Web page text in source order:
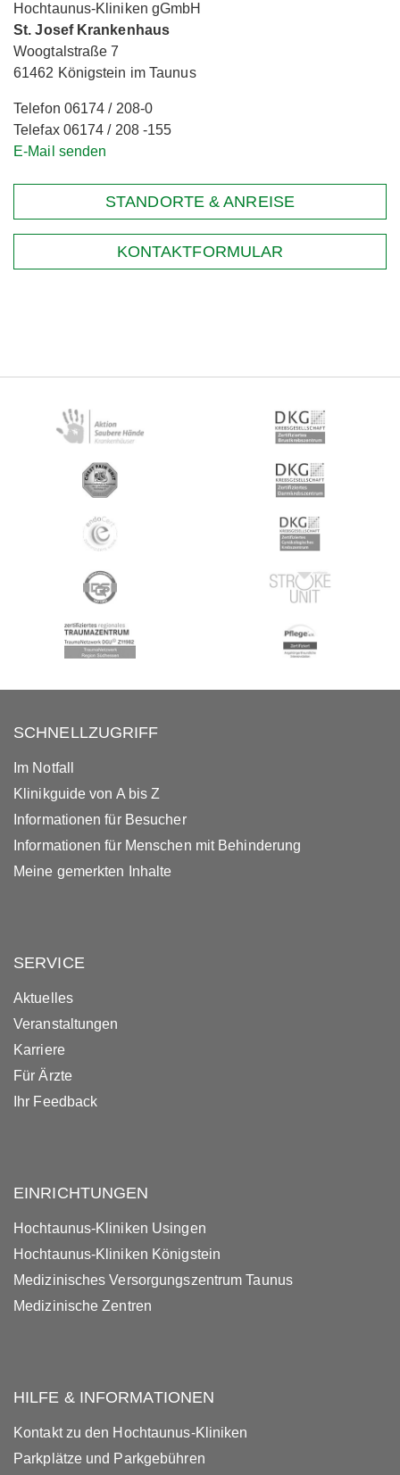
Hochtaunus-Kliniken gGmbH
St. Josef Krankenhaus
Woogtalstraße 7
61462 Königstein im Taunus
Telefon 06174 / 208-0
Telefax 06174 / 208 -155
E-Mail senden
STANDORTE & ANREISE
KONTAKTFORMULAR
SCHNELLZUGRIFF
Im Notfall
Klinikguide von A bis Z
Informationen für Besucher
Informationen für Menschen mit Behinderung
Meine gemerkten Inhalte
SERVICE
Aktuelles
Veranstaltungen
Karriere
Für Ärzte
Ihr Feedback
EINRICHTUNGEN
Hochtaunus-Kliniken Usingen
Hochtaunus-Kliniken Königstein
Medizinisches Versorgungszentrum Taunus
Medizinische Zentren
HILFE & INFORMATIONEN
Kontakt zu den Hochtaunus-Kliniken
Parkplätze und Parkgebühren